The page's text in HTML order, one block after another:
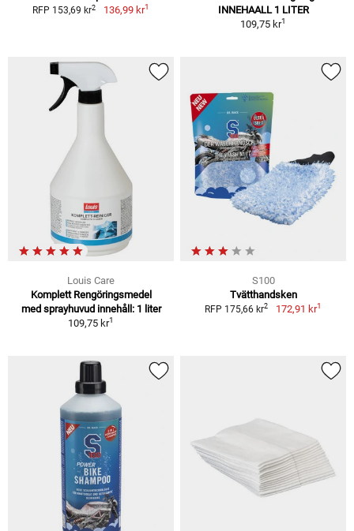
RFP 153,69 kr2 136,99 kr1
INNEHAALL 1 LITER
109,75 kr1
Louis Care
Komplett Rengöringsmedel
med sprayhuvud innehåll: 1 liter
109,75 kr1
S100
Tvätthandsken
RFP 175,66 kr2 172,91 kr1